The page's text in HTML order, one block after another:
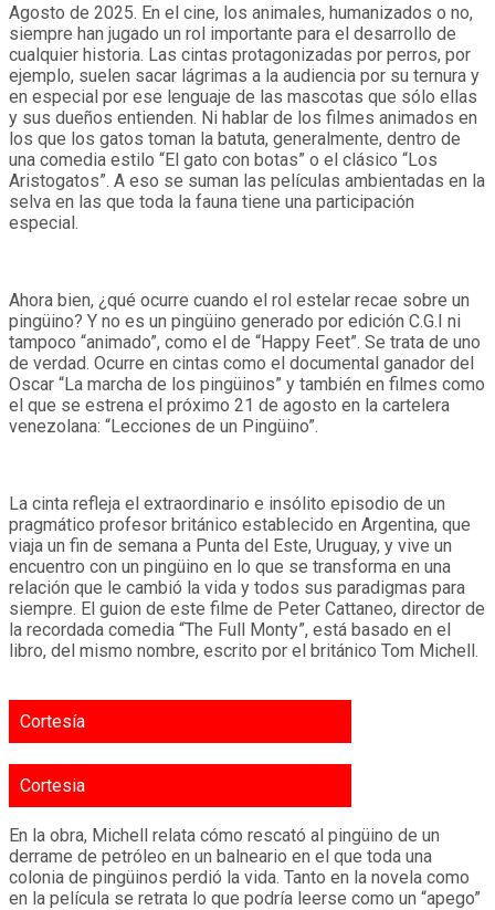
Agosto de 2025. En el cine, los animales, humanizados o no,
siempre han jugado un rol importante para el desarrollo de
cualquier historia. Las cintas protagonizadas por perros, por
ejemplo, suelen sacar lágrimas a la audiencia por su ternura y
en especial por ese lenguaje de las mascotas que sólo ellas
y sus dueños entienden. Ni hablar de los filmes animados en
los que los gatos toman la batuta, generalmente, dentro de
una comedia estilo “El gato con botas” o el clásico “Los
Aristogatos”. A eso se suman las películas ambientadas en la
selva en las que toda la fauna tiene una participación
especial.
Ahora bien, ¿qué ocurre cuando el rol estelar recae sobre un
pingüino? Y no es un pingüino generado por edición C.G.I ni
tampoco “animado”, como el de “Happy Feet”. Se trata de uno
de verdad. Ocurre en cintas como el documental ganador del
Oscar “La marcha de los pingüinos” y también en filmes como
el que se estrena el próximo 21 de agosto en la cartelera
venezolana: “Lecciones de un Pingüino”.
La cinta refleja el extraordinario e insólito episodio de un
pragmático profesor británico establecido en Argentina, que
viaja un fin de semana a Punta del Este, Uruguay, y vive un
encuentro con un pingüino en lo que se transforma en una
relación que le cambió la vida y todos sus paradigmas para
siempre. El guion de este filme de Peter Cattaneo, director de
la recordada comedia “The Full Monty”, está basado en el
libro, del mismo nombre, escrito por el británico Tom Michell.
Cortesía
Cortesia
En la obra, Michell relata cómo rescató al pingüino de un
derrame de petróleo en un balneario en el que toda una
colonia de pingüinos perdió la vida. Tanto en la novela como
en la película se retrata lo que podría leerse como un “apego”